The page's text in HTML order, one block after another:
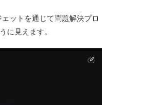
ットを通じて問題解決プロ
に見えます。